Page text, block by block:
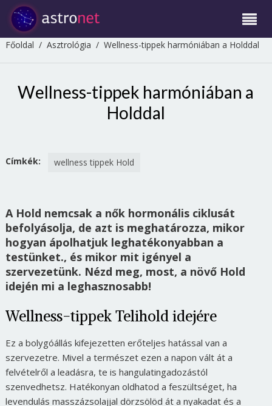
Főoldal / Asztrológia / Wellness-tippek harmóniában a Holddal
Wellness-tippek harmóniában a
Holddal
Címkék: wellness tippek Hold
A Hold nemcsak a nők hormonális ciklusát
befolyásolja, de azt is meghatározza, mikor
hogyan ápolhatjuk leghatékonyabban a
testünket., és mikor mit igényel a
szervezetünk. Nézd meg, most, a növő Hold
idején mi a leghasznosabb!
Wellness-tippek Telihold idejére
Ez a bolygóállás kifejezetten erőteljes hatással van a
szervezetre. Mivel a természet ezen a napon vált át a
felvételről a leadásra, te is hangulatingadozástól
szenvedhetsz. Hatékonyan oldhatod a feszültséget, ha
levendulás masszázsolajjal dörzsölöd át a nyakadat és a